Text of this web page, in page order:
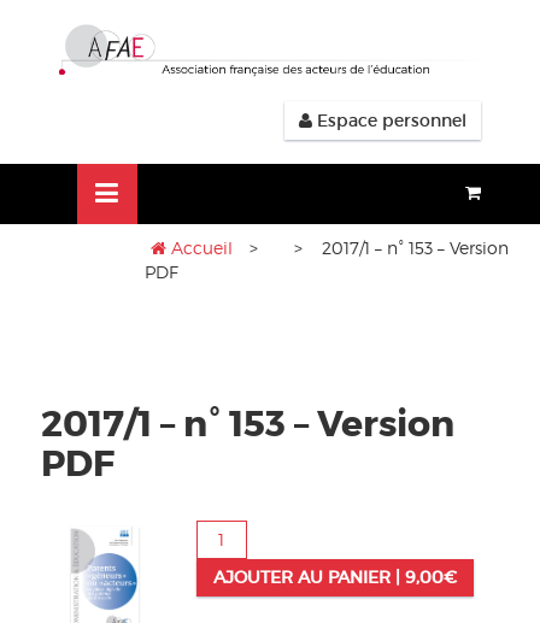
contenu
Espace personnel
Accueil >
> 2017/1 – n° 153 – Version
PDF
2017/1 – n° 153 – Version
PDF
quantité
de
2017/1
-
AJOUTER AU PANIER | 9,00€